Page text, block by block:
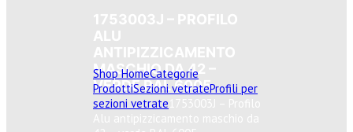
MASCHIO DA 42 –
VERDE RAL 6005
Shop HomeCategorie
ProdottiSezioni vetrateProfili per
sezioni vetrate